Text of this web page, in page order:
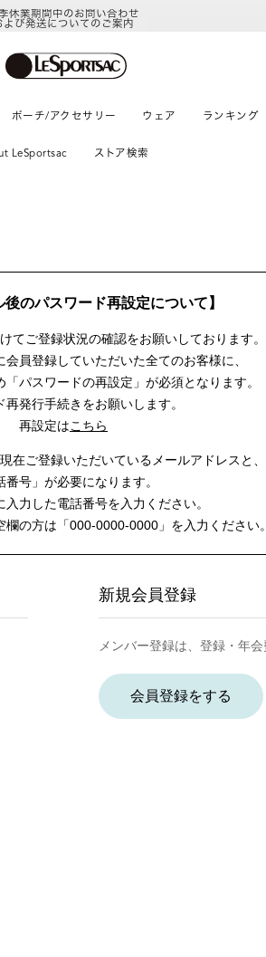
休業期間中のお問い合わせ
よび発送についてのご案内
ポーチ/アクセサリー ウェア ランキング
LeSportsac ストア検索
後のパスワード再設定について】
てご登録状況の確認をお願いしております。
会員登録していただいた全てのお客様に、
「パスワードの再設定」が必須となります。
再発行手続きをお願いします。
再設定はこちら
現在ご登録いただいているメールアドレスと、
番号」が必要になります。
力した電話番号を入力ください。
欄の方は 「000-0000-0000」を入力ください。
新規会員登録
メンバー登録は、登録・年会
会員登録をする